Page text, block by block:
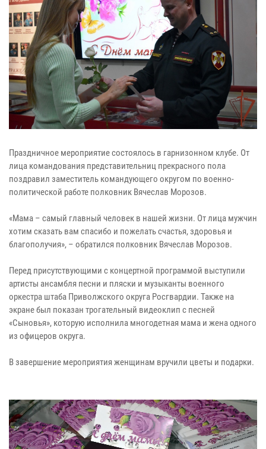
Праздничное мероприятие состоялось в гарнизонном клубе. От
лица командования представительниц прекрасного пола
поздравил заместитель командующего округом по военно-
политической работе полковник Вячеслав Морозов.
«Мама – самый главный человек в нашей жизни. От лица мужчин
хотим сказать вам спасибо и пожелать счастья, здоровья и
благополучия», – обратился полковник Вячеслав Морозов.
Перед присутствующими с концертной программой выступили
артисты ансамбля песни и пляски и музыканты военного
оркестра штаба Приволжского округа Росгвардии. Также на
экране был показан трогательный видеоклип с песней
«Сыновья», которую исполнила многодетная мама и жена одного
из офицеров округа.
В завершение мероприятия женщинам вручили цветы и подарки.